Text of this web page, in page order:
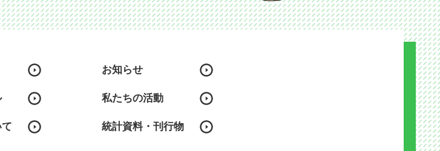
お知らせ
私たちの活動
統計資料・刊行物